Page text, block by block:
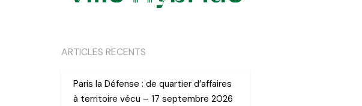
ARTICLES RECENTS
Paris la Défense : de quartier d’affaires
à territoire vécu – 17 septembre 2026